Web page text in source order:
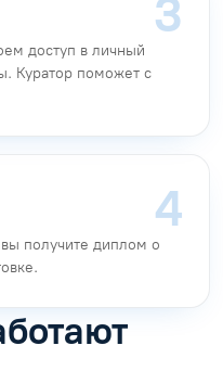
доступ в личный
Куратор поможет с
получите диплом о